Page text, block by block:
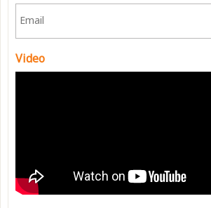
Video